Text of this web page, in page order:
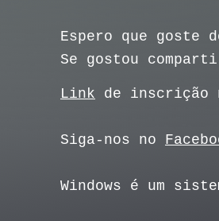
Espero que goste
Se gostou
Link de inscrição
Siga-nos no
Windows é um